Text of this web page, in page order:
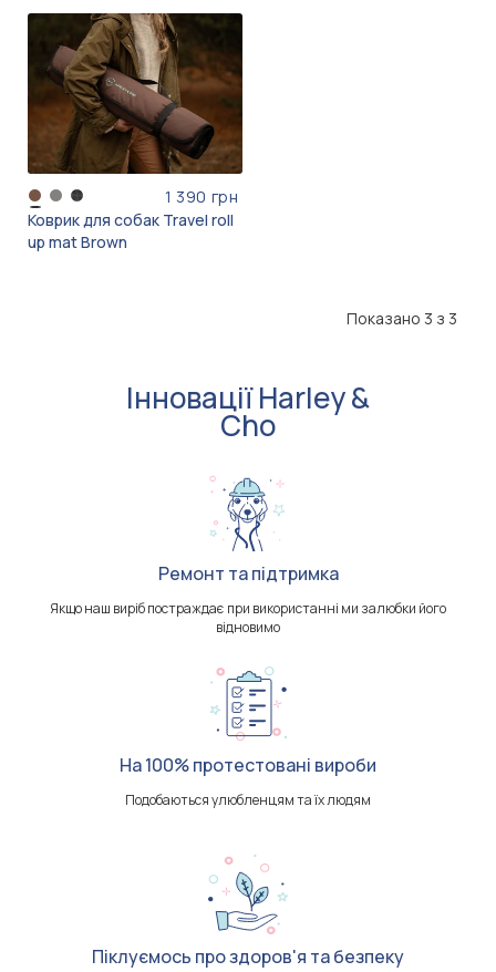
1 390 грн
Коврик для собак Travel roll
up mat Brown
Показано 3 з 3
Інновації Harley &
Cho
Ремонт та підтримка
Якщо наш виріб постраждає при використанні ми залюбки його
відновимо
На 100% протестовані вироби
Подобаються улюбленцям та їх людям
Піклуємось про здоров'я та безпеку